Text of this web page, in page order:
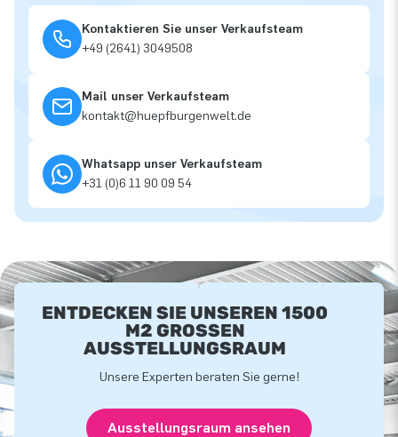
Kontaktieren Sie unser Verkaufsteam
+49 (2641) 3049508
Mail unser Verkaufsteam
kontakt@huepfburgenwelt.de
Whatsapp unser Verkaufsteam
+31 (0)6 11 90 09 54
ENTDECKEN SIE UNSEREN 1500
M2 GROSSEN A
USSTELLUNGSRAUM
Unsere Experten beraten Sie gerne!
Ausstellungsraum ansehen